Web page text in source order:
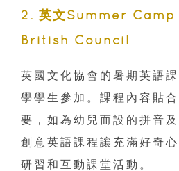
2. 英文Summer Camp
British Council
英國文化協會的暑期英語
學學生參加。課程內容貼
要，如為幼兒而設的拼音
創意英語課程讓充滿好奇
研習和互動課堂活動。